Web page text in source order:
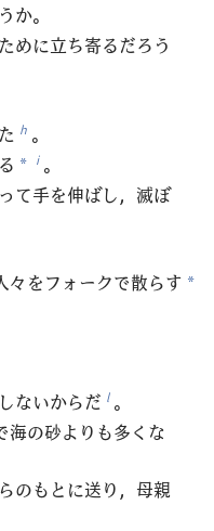
か。
めに立ち寄るだろう
h 。
* i 。
て手を伸ばし，滅ぼ
々をフォークで散らす *
ないからだ l 。
海の砂よりも多くな
のもとに送り，母親